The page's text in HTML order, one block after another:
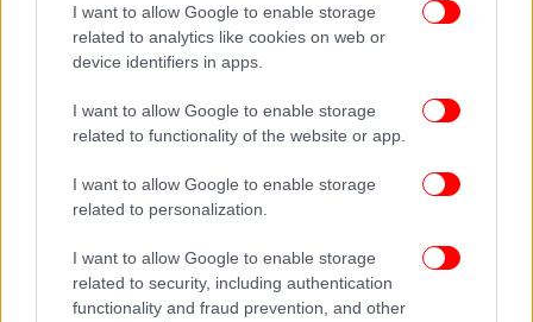
I want to allow Google to enable storage
related to analytics like cookies on web or
device identifiers in apps.
I want to allow Google to enable storage
related to functionality of the website or app.
I want to allow Google to enable storage
related to personalization.
I want to allow Google to enable storage
related to security, including authentication
functionality and fraud prevention, and other
Δείτε όλες τις τελευταίεςΕιδήσειςαπό την Ελλάδα και τον Κόσμο,
ΛΟΝΔΊΝΟ